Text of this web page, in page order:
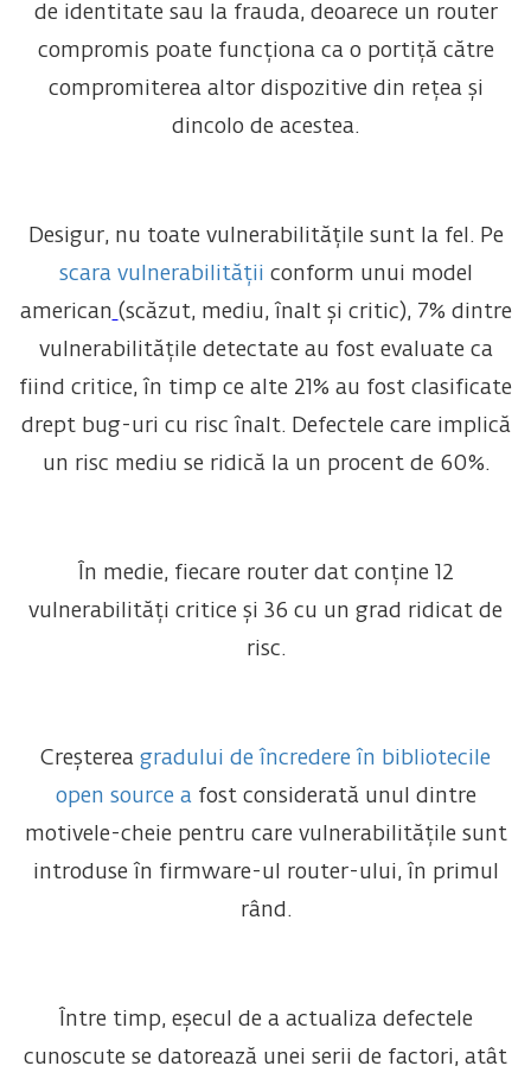
de identitate sau la frauda, deoarece un router
compromis poate funcționa ca o portiță către
compromiterea altor dispozitive din rețea și
dincolo de acestea.
Desigur, nu toate vulnerabilitățile sunt la fel. Pe
scara vulnerabilității conform unui model
american (scăzut, mediu, înalt și critic), 7% dintre
vulnerabilitățile detectate au fost evaluate ca
fiind critice, în timp ce alte 21% au fost clasificate
drept bug-uri cu risc înalt. Defectele care implică
un risc mediu se ridică la un procent de 60%.
În medie, fiecare router dat conține 12
vulnerabilități critice și 36 cu un grad ridicat de
risc.
Creșterea gradului de încredere în bibliotecile
open source afost considerată unul dintre
motivele-cheie pentru care vulnerabilitățile sunt
introduse în firmware-ul router-ului, în primul
rând.
Între timp, eșecul de a actualiza defectele
cunoscute se datorează unei serii de factori, atât